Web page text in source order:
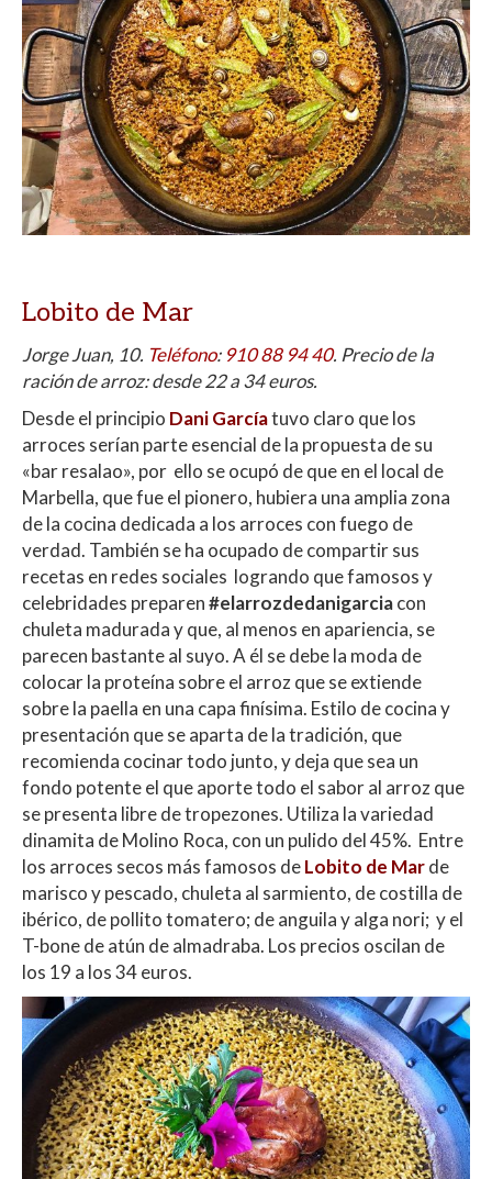
Lobito de Mar
Jorge Juan, 10. Teléfono: 910 88 94 40. Precio de la
ración de arroz: desde 22 a 34 euros.
Desde el principio Dani Garcíatuvo claro que los
arroces serían parte esencial de la propuesta de su
«bar resalao», por ello se ocupó de que en el local de
Marbella, que fue el pionero, hubiera una amplia zona
de la cocina dedicada a los arroces con fuego de
verdad. También se ha ocupado de compartir sus
recetas en redes sociales logrando que famosos y
celebridades preparen#elarrozdedanigarciacon
chuleta madurada y que, al menos en apariencia, se
parecen bastante al suyo. A él se debe la moda de
colocar la proteína sobre el arroz que se extiende
sobre la paella en una capa finísima. Estilo de cocina y
presentación que se aparta de la tradición, que
recomienda cocinar todo junto, y deja que sea un
fondo potente el que aporte todo el sabor al arroz que
se presenta libre de tropezones. Utiliza la variedad
dinamita de Molino Roca, con un pulido del 45%. Entre
los arroces secos más famosos deLobito de Marde
marisco y pescado, chuleta al sarmiento, de costilla de
ibérico, de pollito tomatero; de anguila y alga nori; y el
T-bone de atún de almadraba. Los precios oscilan de
los 19 a los 34 euros.